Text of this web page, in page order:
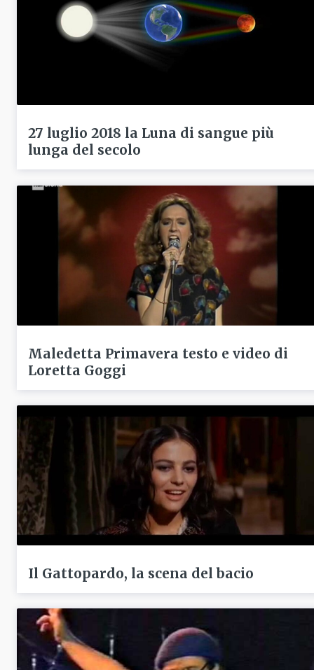
27 luglio 2018 la Luna di sangue più
lunga del secolo
Maledetta Primavera testo e video di
Loretta Goggi
Il Gattopardo, la scena del bacio